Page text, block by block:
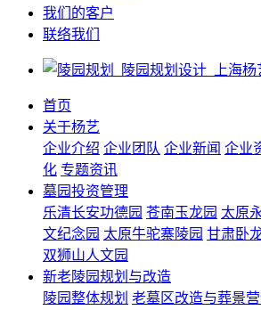
我们的客户
联络我们
首页
关于杨艺
企业介绍 企业团队 企业新闻 企业
化 专题资讯
墓园投资管理
乐清长安功德园 苍南玉龙园 太原
文纪念园 太原牛驼寨陵园 甘肃卧
双狮山人文园
新老陵园规划与改造
陵园整体规划 老墓区改造与葬景